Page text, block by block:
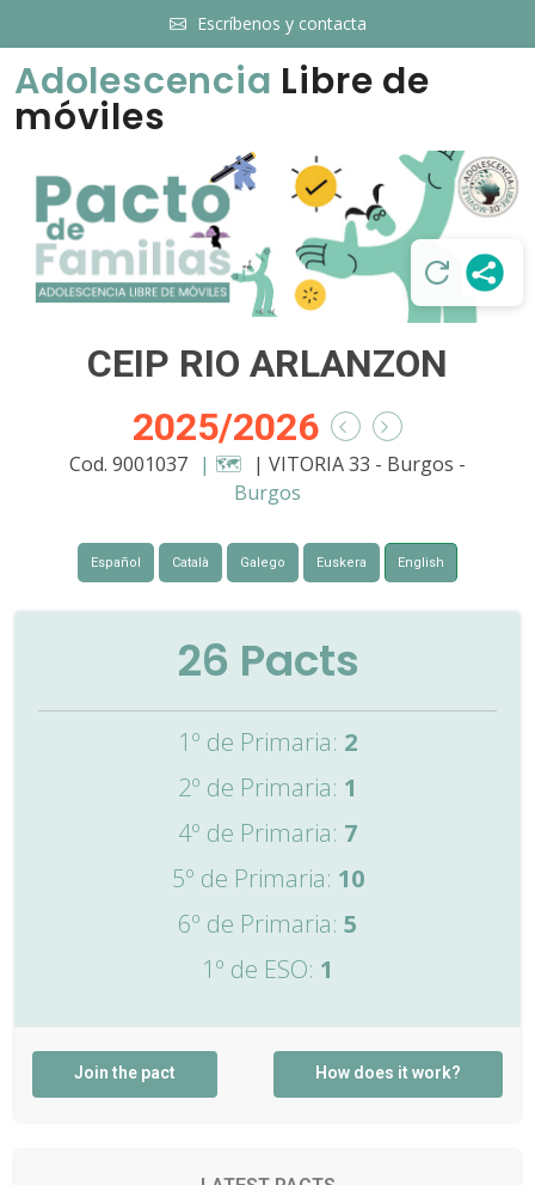
Escríbenos y contacta
Adolescencia Libre de
móviles
CEIP RIO ARLANZON
2025/2026
Cod. 9001037 | 🗺️ | VITORIA 33 - Burgos -
Burgos
Español Català Galego Euskera English
26 Pacts
1º de Primaria: 2
2º de Primaria: 1
4º de Primaria: 7
5º de Primaria: 10
6º de Primaria: 5
1º de ESO: 1
Join the pact How does it work?